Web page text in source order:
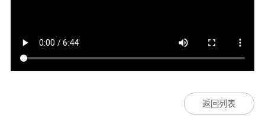
返回列表